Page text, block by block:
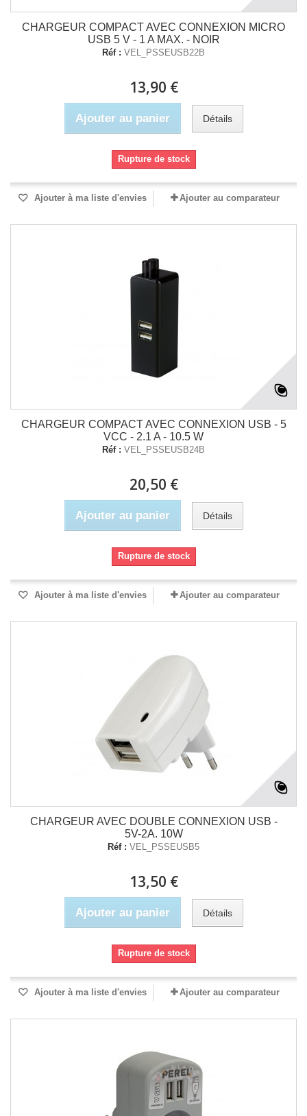
CHARGEUR COMPACT AVEC CONNEXION MICRO
USB 5 V - 1 A MAX. - NOIR
Réf : VEL_PSSEUSB22B
13,90 €
Ajouter au panier Détails
Rupture de stock
Ajouter à ma liste d'envies Ajouter au comparateur
CHARGEUR COMPACT AVEC CONNEXION USB - 5
VCC - 2.1 A - 10.5 W
Réf : VEL_PSSEUSB24B
20,50 €
Ajouter au panier Détails
Rupture de stock
Ajouter à ma liste d'envies Ajouter au comparateur
CHARGEUR AVEC DOUBLE CONNEXION USB -
5V-2A. 10W
Réf : VEL_PSSEUSB5
13,50 €
Ajouter au panier Détails
Rupture de stock
Ajouter à ma liste d'envies Ajouter au comparateur